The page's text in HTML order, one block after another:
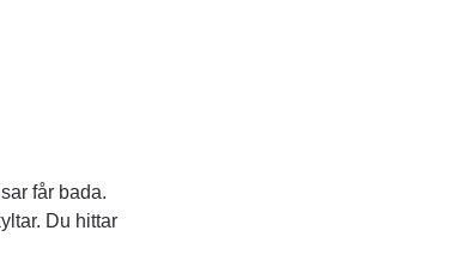
webbplats, öppnas i nytt fönster.
får bada.
Du hittar